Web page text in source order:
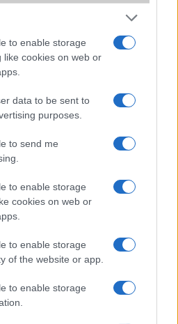
to enable storage
like cookies on web or
data to be sent to
purposes.
to send me
to enable storage
cookies on web or
to enable storage
of the website or app.
to enable storage
Globális
Kínaiaknak készül!
Nincs
Nincs
1,48
2026-07-13 19:00:00